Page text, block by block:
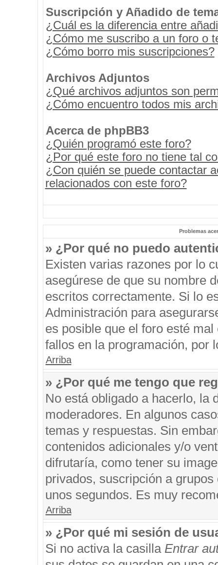
Suscripción y Añadido de
¿Cuál es la diferencia entre
¿Cómo me suscribo a un foro o
¿Cómo borro mis suscripciones?
Archivos Adjuntos
¿Qué archivos adjuntos son
¿Cómo encuentro todos mis
Acerca de phpBB3
¿Quién programó este foro?
¿Por qué este foro no tiene tal
¿Con quién se puede contactar
relacionados con este foro?
Problemas
» ¿Por qué no puedo
Existen varias razones por lo
asegúrese de que su nombre
escritos correctamente. Si lo
Administración para
es posible que el foro esté
fallos en la programación, por
Arriba
» ¿Por qué me tengo que
No está obligado a hacerlo, la
moderadores. En algunos
temas y respuestas. Sin
contenidos adicionales y/o
difrutaría, como tener su
privados, suscripción a
unos segundos. Es muy
Arriba
» ¿Por qué mi sesión de
Si no activa la casilla Entrar